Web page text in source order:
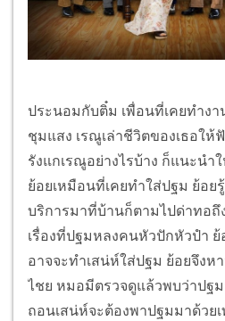
ประนอมกับติ๋ม เพื่อนที่เคยทำง
ชุมแสง เรณูเล่าชีวิตของเธอให้
รังแกเรณูอย่างไรบ้าง ก็แนะนำ
ย้อยเหมือนที่เคยทำใส่ปฐม ย้อย
บริการมาที่บ้านก็ตามไปด่าทอ
เรื่องที่ปฐมหลงคนหัวปักหัวปำ
อาจจะทำเสน่ห์ใส่ปฐม ย้อยจึงห
ไชย หมอมีตรวจดูแล้วพบว่าปฐ
ถอนเสน่ห์จะต้องพาปฐมมาด้วย